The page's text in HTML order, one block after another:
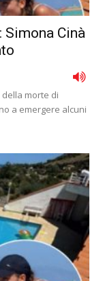
Simona Cinà
morte di
a emergere alcuni